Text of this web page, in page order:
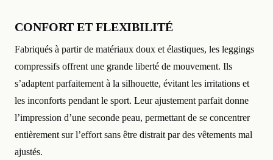
CONFORT ET FLEXIBILITÉ
Fabriqués à partir de matériaux doux et élastiques, les leggings
compressifs offrent une grande liberté de mouvement. Ils
s’adaptent parfaitement à la silhouette, évitant les irritations et
les inconforts pendant le sport. Leur ajustement parfait donne
l’impression d’une seconde peau, permettant de se concentrer
entièrement sur l’effort sans être distrait par des vêtements mal
ajustés.